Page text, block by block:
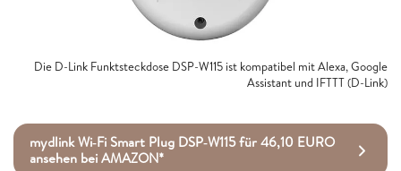
Die D-Link Funktsteckdose DSP-W115 ist kompatibel mit Alexa, Google
Assistant und IFTTT (D-Link)
mydlink Wi‑Fi Smart Plug DSP‑W115 für 46,10 EURO
ansehen bei AMAZON*